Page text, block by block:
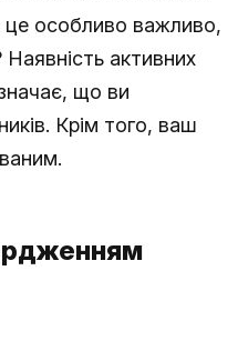
особливо важливо,
активних
що ви
Крім того, ваш